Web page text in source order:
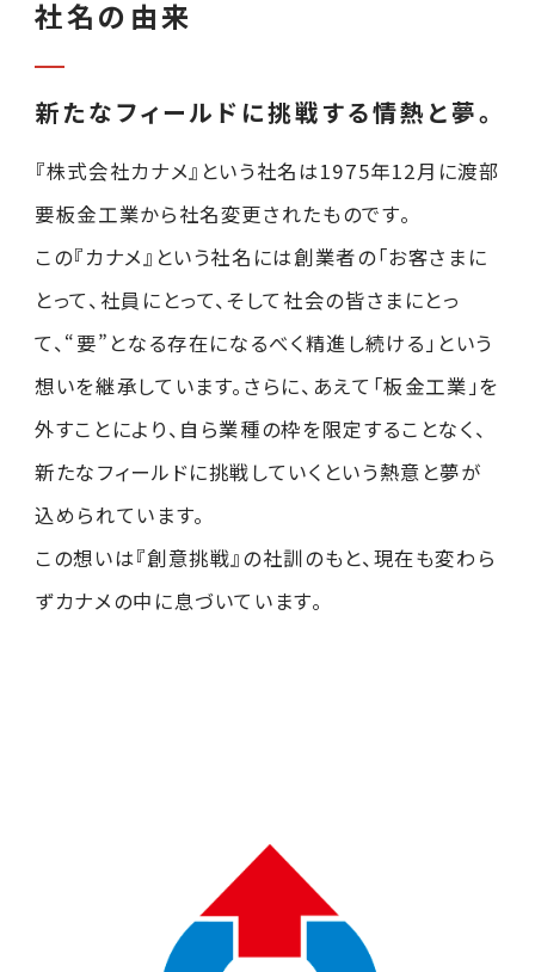
社名の由来
新たなフィールドに挑戦する情熱と夢。
『株式会社カナメ』という社名は1975年12月に渡部
要板金工業から社名変更されたものです。
この『カナメ』という社名には創業者の「お客さまに
とって、社員にとって、そして社会の皆さまにとっ
て、“要”となる存在になるべく精進し続ける」という
想いを継承しています。さらに、あえて「板金工業」を
外すことにより、自ら業種の枠を限定することなく、
新たなフィールドに挑戦していくという熱意と夢が
込められています。
この想いは『創意挑戦』の社訓のもと、現在も変わら
ずカナメの中に息づいています。